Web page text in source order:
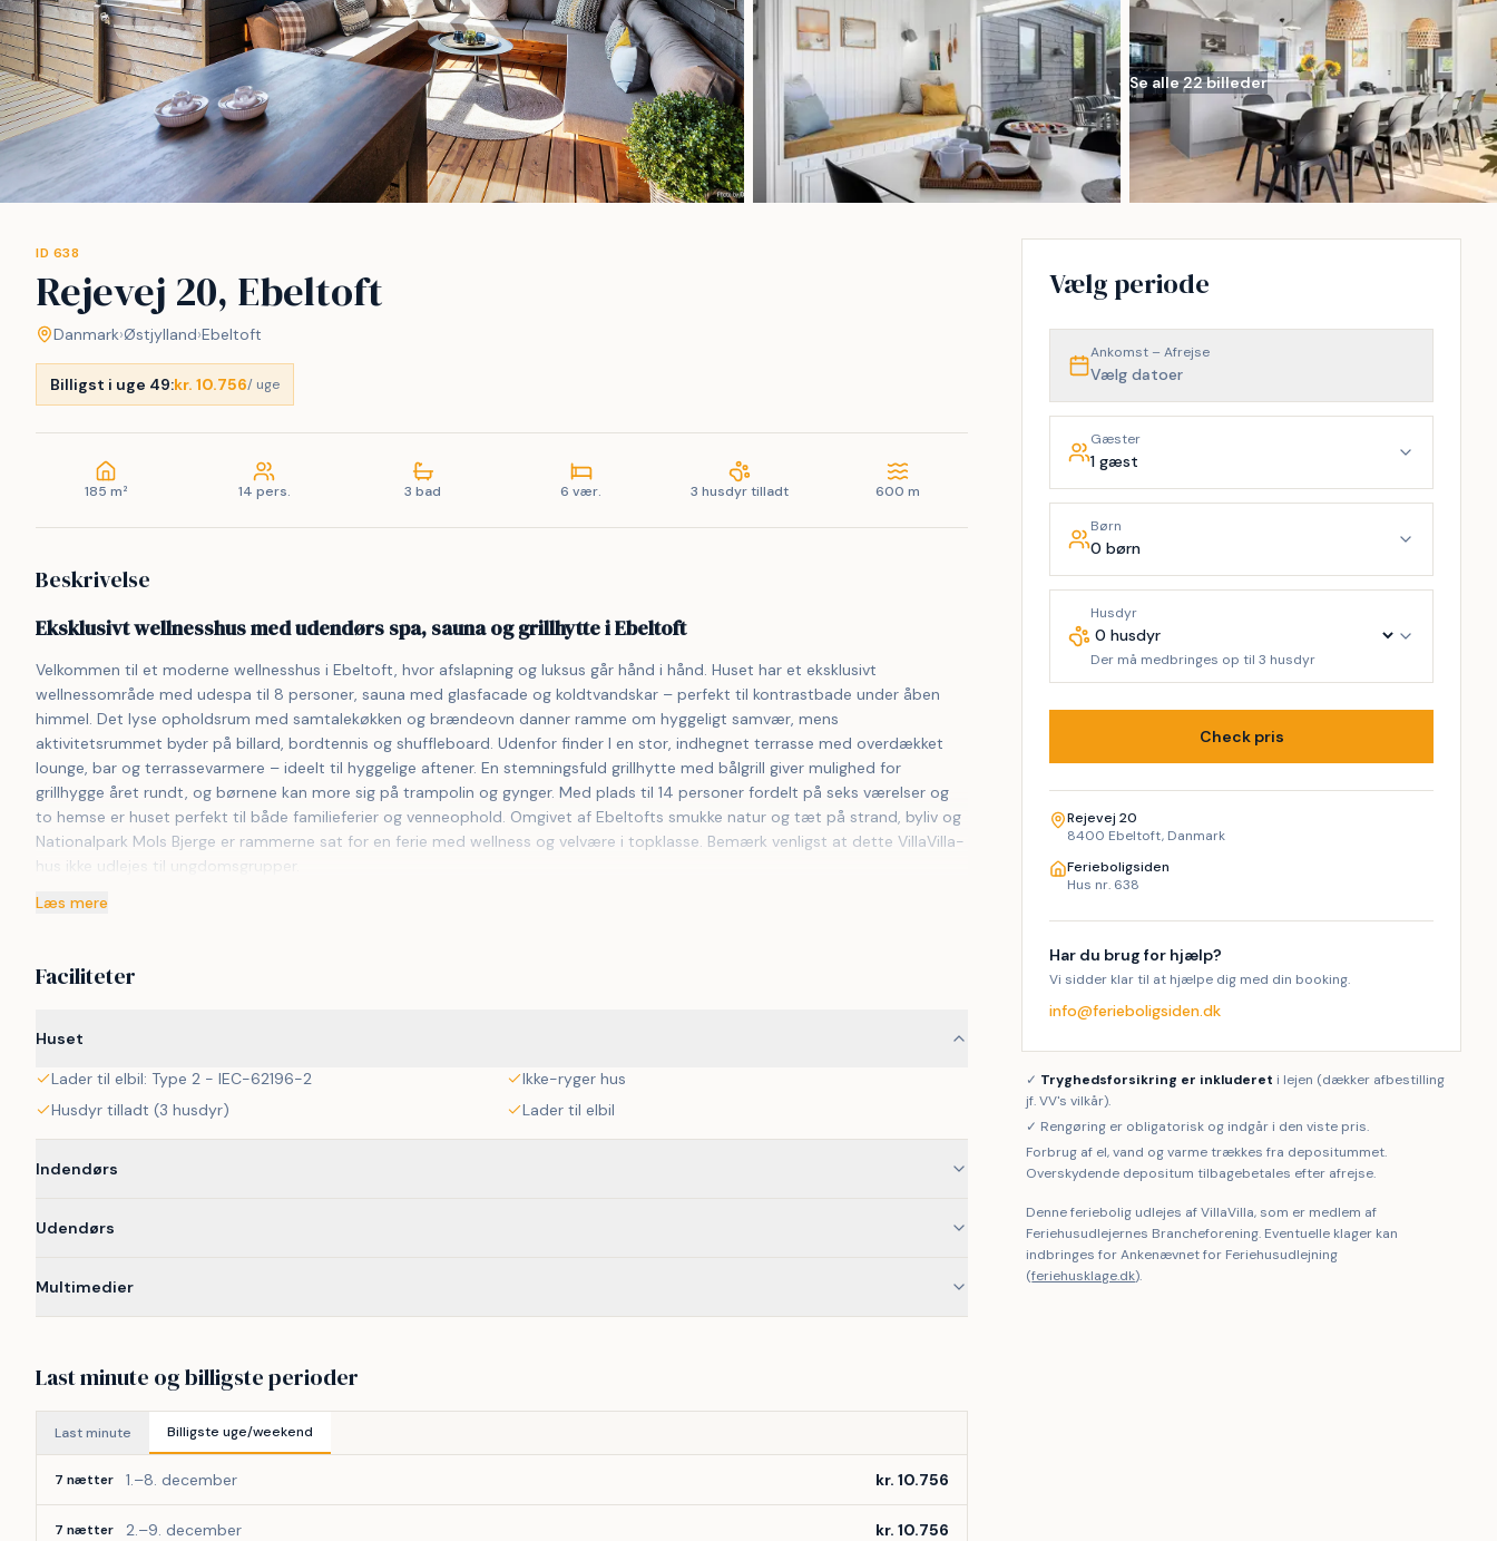
Se alle 22 billeder
ID 638
Rejevej 20, Ebeltoft
Danmark›Østjylland›Ebeltoft
Billigst i uge 49:kr. 10.756/ uge
185 m² 14 pers. 3 bad 6 vær. 3 husdyr tilladt 600 m
Beskrivelse
Eksklusivt wellnesshus med udendørs spa, sauna og grillhytte i Ebeltoft
Velkommen til et moderne wellnesshus i Ebeltoft, hvor afslapning og luksus går hånd i hånd. Huset har et eksklusivt
wellnessområde med udespa til 8 personer, sauna med glasfacade og koldtvandskar – perfekt til kontrastbade under åben
himmel. Det lyse opholdsrum med samtalekøkken og brændeovn danner ramme om hyggeligt samvær, mens
aktivitetsrummet byder på billard, bordtennis og shuffleboard. Udenfor finder I en stor, indhegnet terrasse med overdækket
lounge, bar og terrassevarmere – ideelt til hyggelige aftener. En stemningsfuld grillhytte med bålgrill giver mulighed for
grillhygge året rundt, og børnene kan more sig på trampolin og gynger. Med plads til 14 personer fordelt på seks værelser og
to hemse er huset perfekt til både familieferier og venneophold. Omgivet af Ebeltofts smukke natur og tæt på strand, byliv og
Nationalpark Mols Bjerge er rammerne sat for en ferie med wellness og velvære i topklasse. Bemærk venligst at dette VillaVilla-
hus ikke udlejes til ungdomsgrupper.
Læs mere
Faciliteter
Huset
Lader til elbil: Type 2 - IEC-62196-2
Ikke-ryger hus
Husdyr tilladt (3 husdyr)
Lader til elbil
Indendørs
Udendørs
Multimedier
Last minute og billigste perioder
Last minute Billigste uge/weekend
7 nætter 1.–8. december kr. 10.756
7 nætter 2.–9. december kr. 10.756
Vælg periode
Ankomst – Afrejse
Vælg datoer
Gæster
1 gæst
Børn
0 børn
Husdyr
Der må medbringes op til 3 husdyr
Check pris
Rejevej 20
8400 Ebeltoft, Danmark
Ferieboligsiden
Hus nr. 638
Har du brug for hjælp?
Vi sidder klar til at hjælpe dig med din booking.
info@ferieboligsiden.dk
✓ Tryghedsforsikring er inkluderet i lejen (dækker afbestilling
jf. VV's vilkår).
✓ Rengøring er obligatorisk og indgår i den viste pris.
Forbrug af el, vand og varme trækkes fra depositummet.
Overskydende depositum tilbagebetales efter afrejse.
Denne feriebolig udlejes af VillaVilla, som er medlem af
Feriehusudlejernes Brancheforening. Eventuelle klager kan
indbringes for Ankenævnet for Feriehusudlejning
(feriehusklage.dk).